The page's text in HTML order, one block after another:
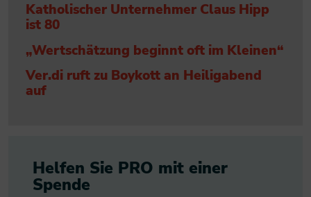
Katholischer Unternehmer Claus Hipp
ist 80
„Wertschätzung beginnt oft im Kleinen“
Ver.di ruft zu Boykott an Heiligabend
auf
Helfen Sie PRO mit einer
Spende